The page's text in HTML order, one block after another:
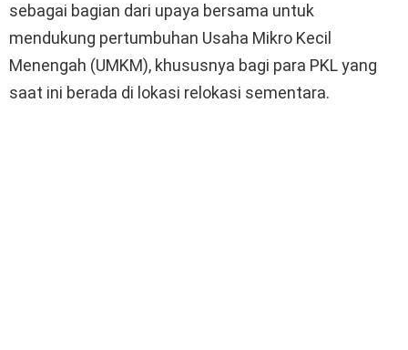
sebagai bagian dari upaya bersama untuk
mendukung pertumbuhan Usaha Mikro Kecil
Menengah (UMKM), khususnya bagi para PKL yang
saat ini berada di lokasi relokasi sementara.